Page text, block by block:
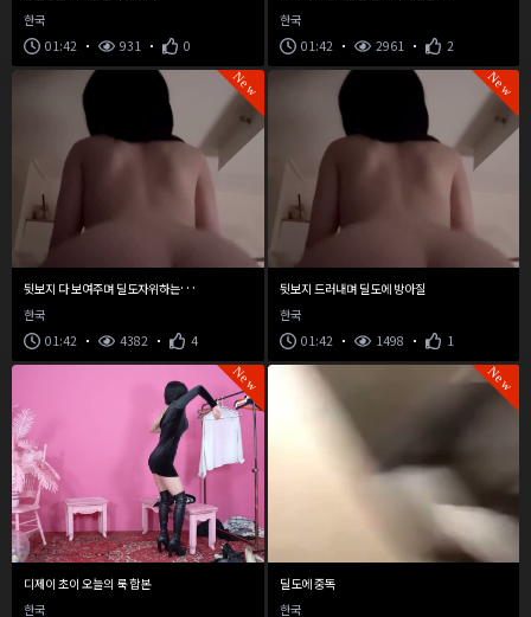
한국
01:42
931 0
한국
01:42
2961 2
New
뒷
보지 다 보여주며 딜도자위하는 연우
한국
01:42
4382 4
New
뒷보지 드러내며 딜도에 방아질
한국
01:42
1498 1
New
디제이 초이 오늘의 룩 합본
한국
New
딜도에 중독
한국